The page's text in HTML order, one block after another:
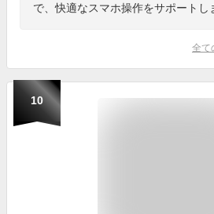
で、快適なスマホ操作をサポートし
全て
10